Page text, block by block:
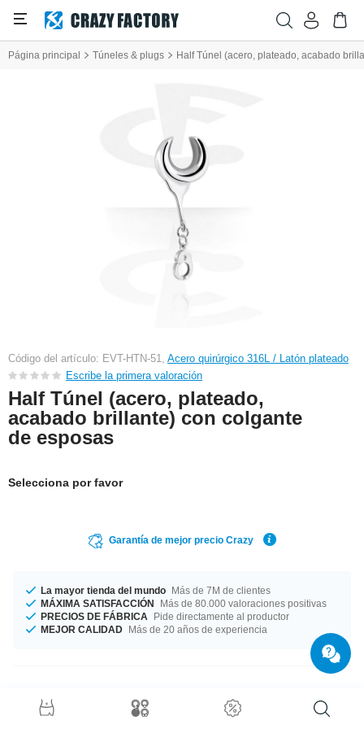
Página principal Túneles & plugs Half Túnel (acero, plateado, acabado
Código del artículo: EVT-HTN-51, Acero quirúrgico 316L / Latón plateado
Escribe la primera valoración
Half Túnel (acero, plateado,
acabado brillante) con colgante
de esposas
Selecciona por favor
Garantía de mejor precio Crazy
La mayor tienda del mundo Más de 7M de clientes
MÁXIMA SATISFACCIÓN
Más de 80.000 valoraciones positivas
PRECIOS DE FÁBRICA
Pide directamente al productor
MEJOR CALIDAD Más de 20 años de experiencia
Detalles del producto